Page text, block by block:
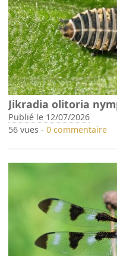
Jikradia olitoria
Publié le 12/07/2026
56 vues -0 commentaire